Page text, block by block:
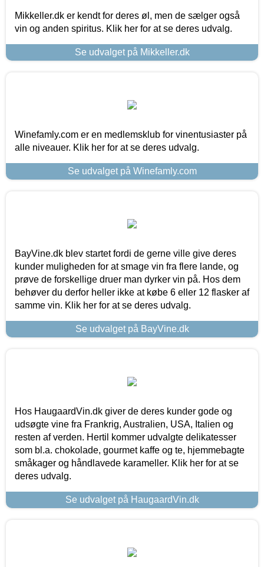
Mikkeller.dk er kendt for deres øl, men de sælger også
vin og anden spiritus. Klik her for at se deres udvalg.
Se udvalget på Mikkeller.dk
Winefamly.com er en medlemsklub for vinentusiaster på
alle niveauer. Klik her for at se deres udvalg.
Se udvalget på Winefamly.com
BayVine.dk blev startet fordi de gerne ville give deres
kunder muligheden for at smage vin fra flere lande, og
prøve de forskellige druer man dyrker vin på. Hos dem
behøver du derfor heller ikke at købe 6 eller 12 flasker af
samme vin. Klik her for at se deres udvalg.
Se udvalget på BayVine.dk
Hos HaugaardVin.dk giver de deres kunder gode og
udsøgte vine fra Frankrig, Australien, USA, Italien og
resten af verden. Hertil kommer udvalgte delikatesser
som bl.a. chokolade, gourmet kaffe og te, hjemmebagte
småkager og håndlavede karameller. Klik her for at se
deres udvalg.
Se udvalget på HaugaardVin.dk